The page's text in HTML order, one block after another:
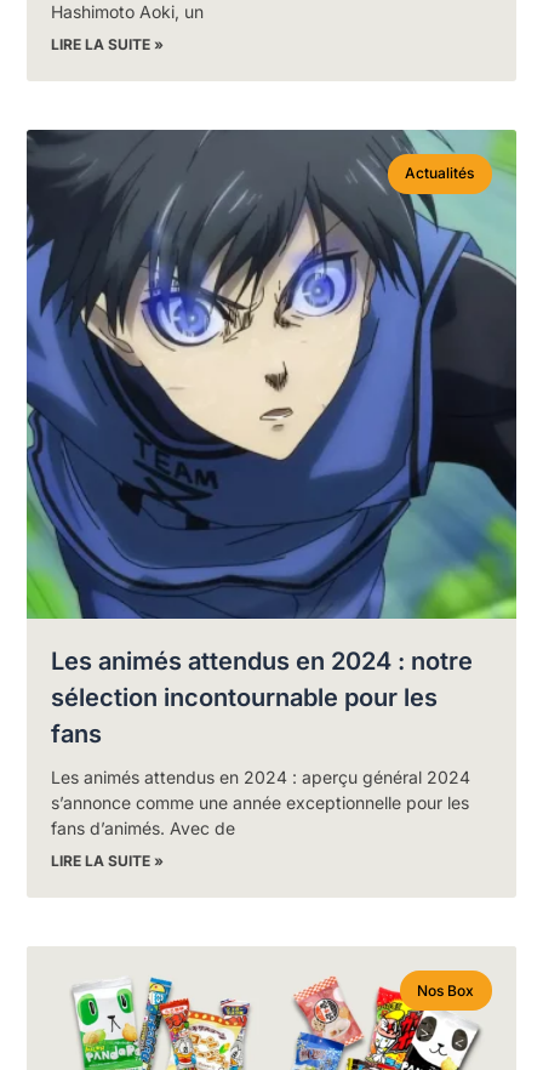
Hashimoto Aoki, un
LIRE LA SUITE »
Actualités
Les animés attendus en 2024 : notre
sélection incontournable pour les
fans
Les animés attendus en 2024 : aperçu général 2024
s’annonce comme une année exceptionnelle pour les
fans d’animés. Avec de
LIRE LA SUITE »
Nos Box